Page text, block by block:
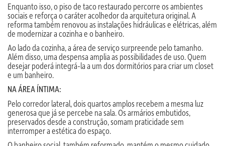
Enquanto isso, o piso de taco restaurado percorre os ambientes
sociais e reforça o caráter acolhedor da arquitetura original. A
reforma também renovou as instalações hidráulicas e elétricas, além
de modernizar a cozinha e o banheiro.
Ao lado da cozinha, a área de serviço surpreende pelo tamanho.
Além disso, uma despensa amplia as possibilidades de uso. Quem
desejar poderá integrá-la a um dos dormitórios para criar um closet
e um banheiro.
NA ÁREA ÍNTIMA:
Pelo corredor lateral, dois quartos amplos recebem a mesma luz
generosa que já se percebe na sala. Os armários embutidos,
preservados desde a construção, somam praticidade sem
interromper a estética do espaço.